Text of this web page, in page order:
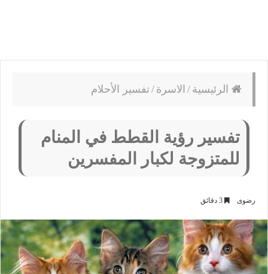
الرئيسية / الاسرة /تفسير الأحلام
تفسير رؤية القطط في المنام
للمتزوجة لكبار المفسرين
رضوى